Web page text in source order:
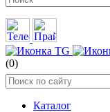
(0)
Каталог